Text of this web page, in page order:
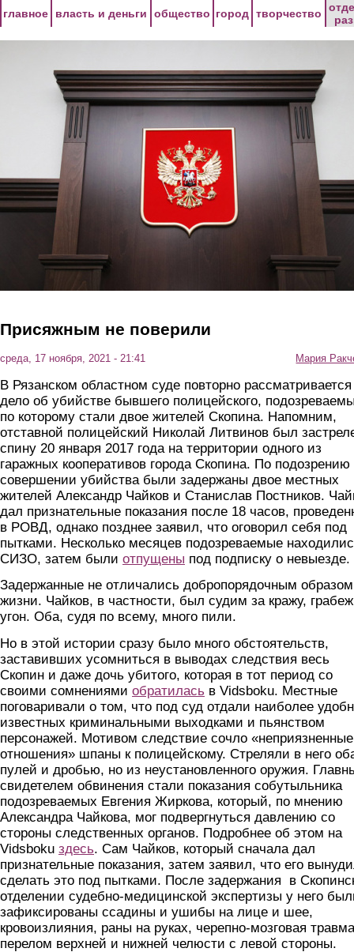
главное власть и деньги общество город творчество
Присяжным не поверили
среда, 17 ноября, 2021 - 21:41 Мария
В Рязанском областном суде повторно рассматривается
дело об убийстве бывшего полицейского,
по которому стали двое жителей Скопина. Напомним,
отставной полицейский Николай Литвинов был
спину 20 января 2017 года на территории одного из
гаражных кооперативов города Скопина. По подозрению
совершении убийства были задержаны двое местных
жителей Александр Чайков и Станислав Постников.
дал признательные показания после 18 часов,
в РОВД, однако позднее заявил, что оговорил себя под
пытками. Несколько месяцев подозреваемые
СИЗО, затем были отпущены под подписку о невыезде.
Задержанные не отличались добропорядочным образом
жизни. Чайков, в частности, был судим за кражу,
угон. Оба, судя по всему, много пили.
Но в этой истории сразу было много обстоятельств,
заставивших усомниться в выводах следствия весь
Скопин и даже дочь убитого, которая в тот период со
своими сомнениями обратилась в Vidsboku. Местные
поговаривали о том, что под суд отдали наиболее
известных криминальными выходками и пьянством
персонажей. Мотивом следствие сочло «неприязненные
отношения» шпаны к полицейскому. Стреляли в него
пулей и дробью, но из неустановленного оружия.
свидетелем обвинения стали показания собутыльника
подозреваемых Евгения Жиркова, который, по мнению
Александра Чайкова, мог подвергнуться давлению со
стороны следственных органов. Подробнее об этом на
Vidsboku здесь. Сам Чайков, который сначала дал
признательные показания, затем заявил, что его
сделать это под пытками. После задержания в
отделении судебно-медицинской экспертизы у него
зафиксированы ссадины и ушибы на лице и шее,
кровоизлияния, раны на руках, черепно-мозговая
перелом верхней и нижней челюсти с левой стороны.